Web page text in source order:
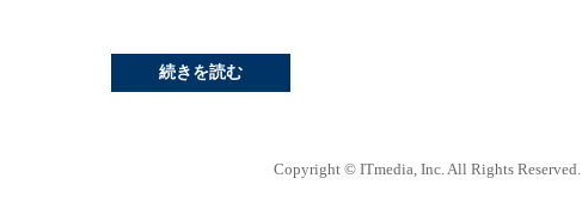
を直接実行しよう。インストール自体は以上の操作だけで終了する
。ここからは、Windows 2000へのアップグレードが完了し、再起
続きを読む
Copyright © ITmedia, Inc. All Rights Reserved.